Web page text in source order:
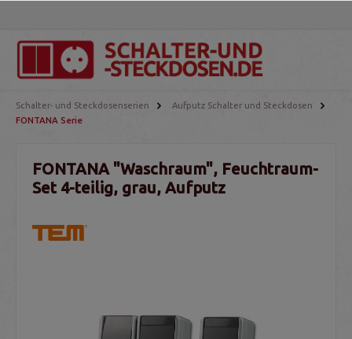
Schalter- und Steckdosenserien
Aufputz Schalter und Steckdosen
FONTANA Serie
FONTANA "Waschraum", Feuchtraum-
Set 4-teilig, grau, Aufputz